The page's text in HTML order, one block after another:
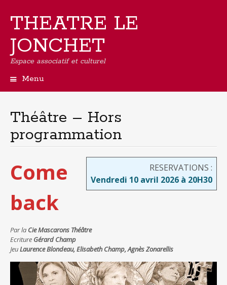
THEATRE LE
JONCHET
Espace associatif et culturel
Menu
contenu
principal
Théâtre – Hors
programmation
RESERVATIONS :
Vendredi 10 avril 2026 à 20H30
Come
back
Par la Cie Mascarons Théâtre
Ecriture Gérard Champ
JeuLaurence Blondeau, Elisabeth Champ, Agnès Zonarellis